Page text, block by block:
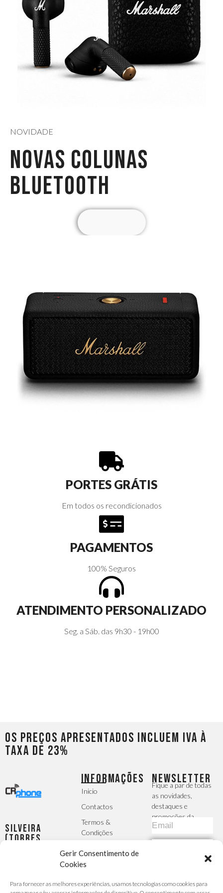
Gerir Consentimento de
Cookies
Para fornecer as melhores experiências, usamos tecnologias como cookies para
NOVIDADE
NOVAS COLUNAS
BLUETOOTH
PORTES GRÁTIS
Em todos os recondicionados
PAGAMENTOS
100% Seguros
ATENDIMENTO PERSONALIZADO
Seg. a Sáb. das 9h30 - 19h00
Os preços apresentados incluem IVA à
taxa de 23%
Silveira
(Torres
Silveira
INFORMAÇÕES
Inicio
Contactos
Termos &
Condições
Privacidade
Finalizar
NEWSLETTER
Fique a par de todas
as novidades,
destaques e
promoções da
CRphone
PAGAMENTO